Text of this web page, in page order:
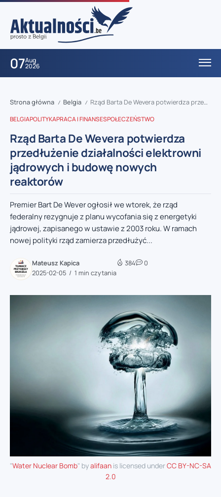
07Aug
2026
Strona główna / Belgia / Rząd Barta De Wevera potwierdza przedłużenie działalności elektrowni jądrowych i budowę nowych reaktorów
BELGIAPOLITYKAPRACA I FINANSESPOŁECZEŃSTWO
Rząd Barta De Wevera potwierdza
przedłużenie działalności elektrowni
jądrowych i budowę nowych
reaktorów
Premier Bart De Wever ogłosił we wtorek, że rząd
federalny rezygnuje z planu wycofania się z energetyki
jądrowej, zapisanego w ustawie z 2003 roku. W ramach
nowej polityki rząd zamierza przedłużyć...
Mateusz Kapica
2025-02-05
1 min czytania
384 0
"Water Nuclear Bomb" byalifaan is licensed underCC BY-NC-SA
2.0